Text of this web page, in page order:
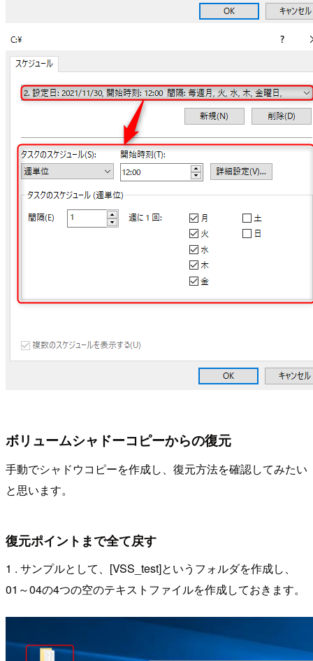
ボリュームシャドーコピーからの復元
手動でシャドウコピーを作成し、復元方法を確認してみたい
と思います。
復元ポイントまで全て戻す
1 . サンプルとして、[VSS_test]というフォルダを作成し、
01～04の4つの空のテキストファイルを作成しておきます。